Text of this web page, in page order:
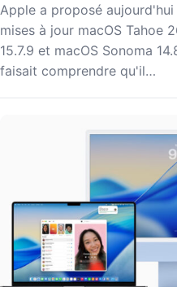
Apple a proposé
mises à jour macOS Tahoe
15.7.9 et macOS Sonoma
faisait comprendre qu'il…